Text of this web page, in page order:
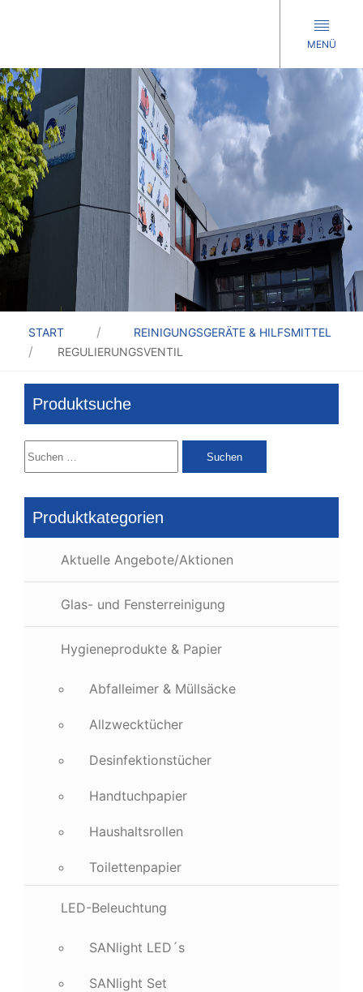
MENÜ
START
REINIGUNGSGERÄTE & HILFSMITTEL
REGULIERUNGSVENTIL
Produktsuche
Suchen
nach:
Produktkategorien
Aktuelle Angebote/Aktionen
Glas- und Fensterreinigung
Hygieneprodukte & Papier
Abfalleimer & Müllsäcke
Allzwecktücher
Desinfektionstücher
Handtuchpapier
Haushaltsrollen
Toilettenpapier
LED-Beleuchtung
SANlight LED´s
SANlight Set